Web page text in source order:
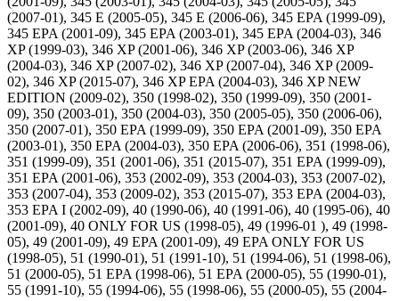
(2007-01), 345 E (2005-05), 345 E (2006-06), 345 EPA (1999-09),
345 EPA (2001-09), 345 EPA (2003-01), 345 EPA (2004-03), 346
XP (1999-03), 346 XP (2001-06), 346 XP (2003-06), 346 XP
(2004-03), 346 XP (2007-02), 346 XP (2007-04), 346 XP (2009-
02), 346 XP (2015-07), 346 XP EPA (2004-03), 346 XP NEW
EDITION (2009-02), 350 (1998-02), 350 (1999-09), 350 (2001-
09), 350 (2003-01), 350 (2004-03), 350 (2005-05), 350 (2006-06),
350 (2007-01), 350 EPA (1999-09), 350 EPA (2001-09), 350 EPA
(2003-01), 350 EPA (2004-03), 350 EPA (2006-06), 351 (1998-06),
351 (1999-09), 351 (2001-06), 351 (2015-07), 351 EPA (1999-09),
351 EPA (2001-06), 353 (2002-09), 353 (2004-03), 353 (2007-02),
353 (2007-04), 353 (2009-02), 353 (2015-07), 353 EPA (2004-03),
353 EPA I (2002-09), 40 (1990-06), 40 (1991-06), 40 (1995-06), 40
(2001-09), 40 ONLY FOR US (1998-05), 49 (1996-01 ), 49 (1998-
05), 49 (2001-09), 49 EPA (2001-09), 49 EPA ONLY FOR US
(1998-05), 51 (1990-01), 51 (1991-10), 51 (1994-06), 51 (1998-06),
51 (2000-05), 51 EPA (1998-06), 51 EPA (2000-05), 55 (1990-01),
55 (1991-10), 55 (1994-06), 55 (1998-06), 55 (2000-05), 55 (2004-